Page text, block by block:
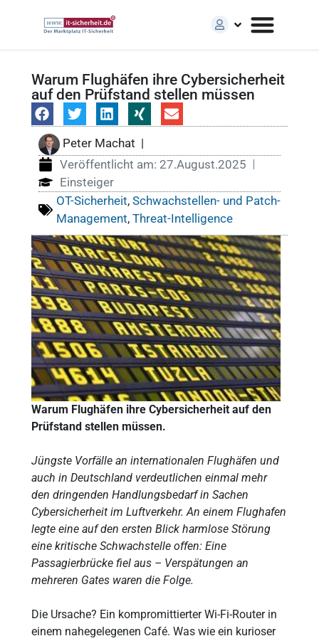
Warum Flughäfen ihre Cybersicherheit
auf den Prüfstand stellen müssen
Peter Machat |
Veröffentlicht am: 27.August.2025
Einsteiger
OT-Sicherheit, Schwachstellen- und Patch-
Management, Threat-Intelligence
Warum Flughäfen ihre Cybersicherheit auf den
Prüfstand stellen müssen.
Jüngste Vorfälle an internationalen Flughäfen und
auch in Deutschland verdeutlichen einmal mehr
den dringenden Handlungsbedarf in Sachen
Cybersicherheit im Luftverkehr. An einem Flughafen
legte eine auf den ersten Blick harmlose Störung
eine kritische Schwachstelle offen: Eine
Passagierbrücke fiel aus – Verspätungen an
mehreren Gates waren die Folge.
Die Ursache? Ein kompromittierter Wi-Fi-Router in
einem nahegelegenen Café. Was wie ein kurioser